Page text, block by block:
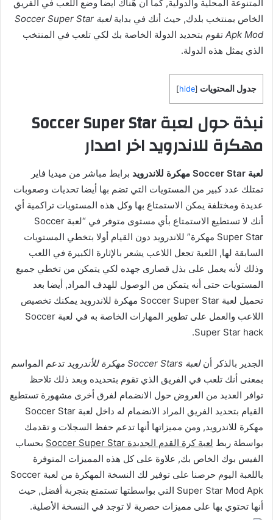
المتنوعة المحلية والدولية, كما أن هٌناك أيضاً وضع اللعب في الفريق
الخاص بمنتخب بلدك, حيث أنك في بداية
لعبة Soccer Super Star
Apk Mod تقوم بتحديد الدولة الخاصة بك لكي تلعب في المنتخب
الذي يمثل هذه الدولة.
جدول المحتويات [
hide
]
نبذة حول لعبة Soccer Super Star
مهكرة للاندرويد اخر اصدار
لعبة Soccer Star مهكرة للاندرويد
برابط مباشر من ميديا فاير
تمتلك عدد كبير من المستويات التي تضم بها أيضا تحديات وصعوبات
عديدة ومختلفة يمكن الاستمتاع بها وكل هذه المستويات تراكمية أي
أنك لا تستطيع الاستمتاع بأي مستوى متوفر في “لعبة Soccer
Super Star مهكرة” للاندرويد دون القيام أولا بتخطي المستويات
السابقة لها, اللعبة تجعل اللاعب يشعر بالإثارة الكبيرة في اللعب
وذلك لأنه يعمل على بذل قصارى جهده لكي يتمكن من تخطي جميع
المستويات حتى أنه يتمكن من الوصول للهدف المراد, أيضا بعد
تحميل لعبة Soccer Super Star مهكرة للاندرويد يمكنك تخصيص
اللاعب والعمل على تطوير المهارات الخاصة به في لعبة Soccer
Super Star hack.
الجدير بالذكر أنلعبة Soccer Stars مهكرة للأندرويد
تدعم المواسم
بمعنى أنك تلعب في الفريق الذي تقوم بتحديده وبعد ذلك تلاحظ
توافر العديد من العروض حول الانضمام لفرق أخرى مشهورة تستطيع
القيام بتحديد الفريق المراد الانضمام له داخل لعبة Soccer Star
مهكرة للاندرويد, ومن مميزاتها أنها تدعم حفظ السجلات و تقدمك
بواسطة ربط لعبة كرة القدم الجديدة Soccer Super Star
بحساب
الفيس بوك الخاص بك, علاوة على كل هذه المميزات المتوفرة
باللعبة اليوم حرصنا على توفير لك النسخة المهكرة من لعبة Soccer
Super Star Mod Apk التي بواسطتها تستمتع بتجربة أفضل, حيث
أنها تحتوي بها على مميزات حصرية لا توجد في النسخة الأصلية.